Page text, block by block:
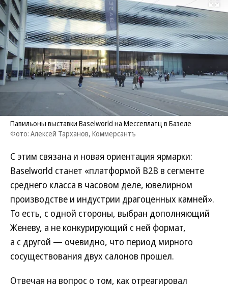
Развернуть
Павильоны выставки Baselworld на Мессеплатц в Базеле
Фото: Алексей Тарханов, Коммерсантъ
С этим связана и новая ориентация ярмарки:
Baselworld станет «платформой B2B в сегменте
среднего класса в часовом деле, ювелирном
производстве и индустрии драгоценных камней».
То есть, с одной стороны, выбран дополняющий
Женеву, а не конкурирующий с ней формат,
а с другой — очевидно, что период мирного
сосуществования двух салонов прошел.
Отвечая на вопрос о том, как отреагировал